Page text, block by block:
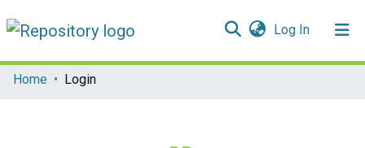
Log In(current)
Communities & Collections
Home Login